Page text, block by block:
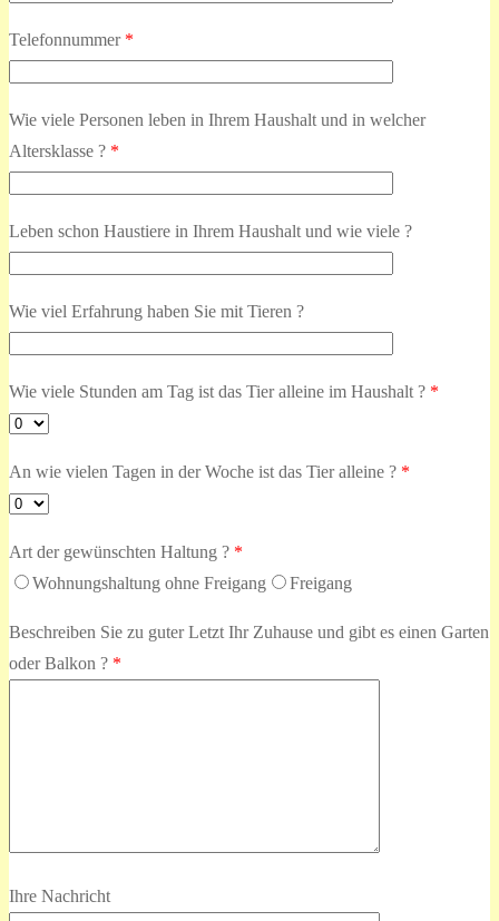
Telefonnummer *
Wie viele Personen leben in Ihrem Haushalt und in welcher
Altersklasse ? *
Leben schon Haustiere in Ihrem Haushalt und wie viele ?
Wie viel Erfahrung haben Sie mit Tieren ?
Wie viele Stunden am Tag ist das Tier alleine im Haushalt ? *
An wie vielen Tagen in der Woche ist das Tier alleine ? *
Art der gewünschten Haltung ? *
Wohnungshaltung ohne Freigang
Freigang
Beschreiben Sie zu guter Letzt Ihr Zuhause und gibt es einen Garten
oder Balkon ? *
Ihre Nachricht